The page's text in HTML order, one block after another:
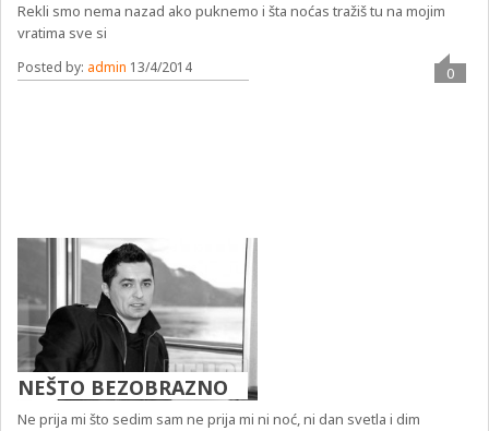
Rekli smo nema nazad ako puknemo i šta noćas tražiš tu na mojim
vratima sve si
Posted by: admin 13/4/2014 0
NEŠTO BEZOBRAZNO
Ne prija mi što sedim sam ne prija mi ni noć, ni dan svetla i dim